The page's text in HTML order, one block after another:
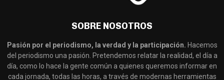
SOBRE NOSOTROS
Pasión por el periodismo, la verdad y la participación. Hacemos
del periodismo una pasión. Pretendemos relatar la realidad, el día a
día, como lo hace la gente común a quienes queremos informar en
cada jornada, todas las horas, a través de modernas herramientas